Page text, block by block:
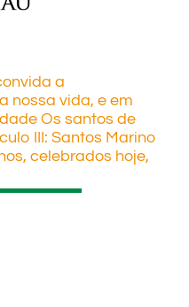
a
nossa vida, e em
Os santos de
III: Santos Marino
celebrados hoje,